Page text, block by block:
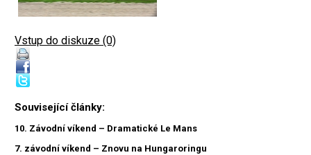
Vstup do diskuze (0)
Související články:
10. Závodní víkend – Dramatické Le Mans
7. závodní víkend – Znovu na Hungaroringu